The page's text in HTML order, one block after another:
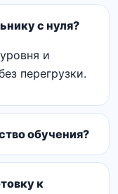
с нуля?
и
перегрузки.
обучения?
к